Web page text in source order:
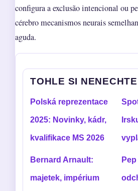
configura a exclusão intencional ou
cérebro mecanismos neurais
aguda.
TOHLE SI
Polská reprezentace
2025: Novinky, kádr,
kvalifikace MS 2026
Bernard Arnault:
majetek, impérium